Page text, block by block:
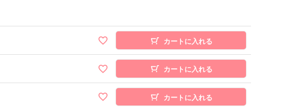
カートに入れる
カートに入れる
カートに入れる